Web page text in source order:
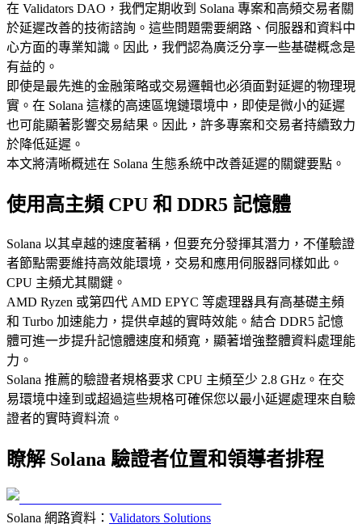
在 Validators DAO，我們定期收到 Solana 專案和高頻交易者關
於延遲改善的技術諮詢。這些問題需要網路、伺服器和資料中
心方面的專業知識。因此，我們認為廣泛分享一些基礎概念是
有益的。
即使是最先進的金融策略或交易邏輯也必須面對延遲的物理現
實。在 Solana 這樣的高速區塊鏈環境中，即使是微小的延遲
也可能顯著影響交易結果。因此，許多專案和交易者持續致力
於降低延遲。
本文將清晰概述在 Solana 生態系統中改善延遲的關鍵要點。
使用高主頻 CPU 和 DDR5 記憶體
Solana 以其卓越的速度著稱，但要充分發揮其潛力，不僅驗證
者節點需要維持高效能環境，交易和應用伺服器同樣如此。
CPU 主頻尤其關鍵。
AMD Ryzen 或第四代 AMD EPYC 等處理器具有高基礎主頻
和 Turbo 加速能力，提供卓越的實時效能。結合 DDR5 記憶
體可進一步提升記憶體速度和頻寬，顯著增強整體資料處理能
力。
Solana 推薦的驗證者規格要求 CPU 主頻至少 2.8 GHz。在交
易環境中達到或超過這些規格可確保您以最小延遲處理來自驗
證者的實時資料流。
瞭解 Solana 驗證者位置和領導者排程
Solana 網路資料： Validators Solutions